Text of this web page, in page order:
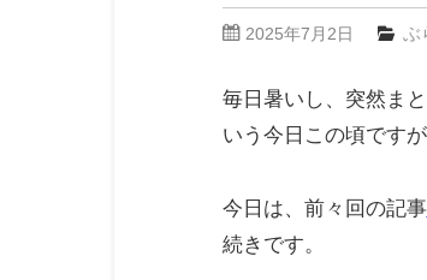
2025年7月2日 ぶ
毎日暑いし、突然ま
いう今日この頃ですが
今日は、前々回の記事
続きです。